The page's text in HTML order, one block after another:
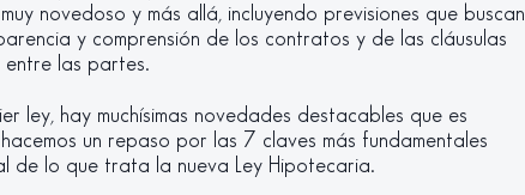
novedoso y más allá, incluyendo previsiones que buscan
y comprensión de los contratos y de las cláusulas
entre las partes.
ley, hay muchísimas novedades destacables que es
un repaso por las 7 claves más fundamentales
de lo que trata la nueva Ley Hipotecaria.